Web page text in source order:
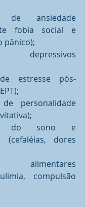
de ansiedade
fobia social e
pânico);
depressivos
estresse pós-
personalidade
do sono e
(cefaléias, dores
alimentares
compulsão